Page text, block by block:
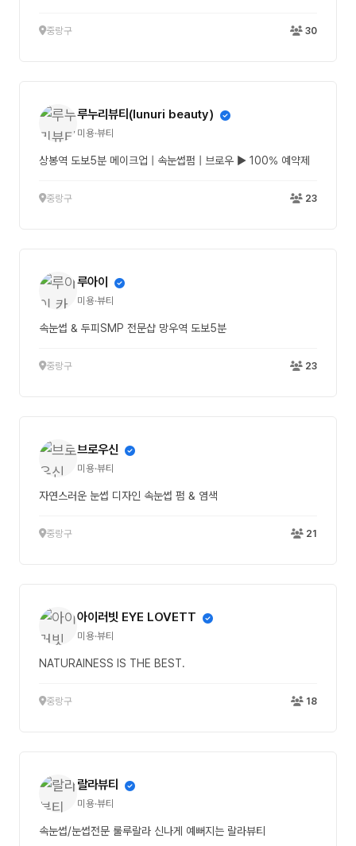
중랑구 30
루누리뷰티(lunuri beauty)
미용·뷰티
상봉역 도보5분 메이크업 | 속눈썹펌 | 브로우 ▶ 100% 예약제
중랑구 23
루아이
미용·뷰티
속눈썹 & 두피SMP 전문샵 망우역 도보5분
중랑구 23
브로우신
미용·뷰티
자연스러운 눈썹 디자인 속눈썹 펌 & 염색
중랑구 21
아이러빗 EYE LOVETT
미용·뷰티
NATURAINESS IS THE BEST.
중랑구 18
랄라뷰티
미용·뷰티
속눈썹/눈썹전문 룰루랄라 신나게 예뻐지는 랄라뷰티